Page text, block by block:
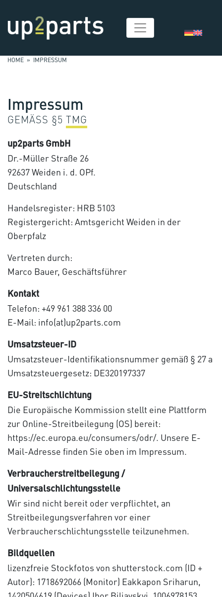
HOME » IMPRESSUM
Impressum
GEMÄSS §5 TMG
up2parts GmbH
Dr.-Müller Straße 26
92637 Weiden i. d. OPf.
Deutschland
Handelsregister: HRB 5103
Registergericht: Amtsgericht Weiden in der
Oberpfalz
Vertreten durch:
Marco Bauer, Geschäftsführer
Kontakt
Telefon: +49 961 388 336 00
E-Mail: info(at)up2parts.com
Umsatzsteuer-ID
Umsatzsteuer-Identifikationsnummer gemäß § 27 a
Umsatzsteuergesetz: DE320197337
EU-Streitschlichtung
Die Europäische Kommission stellt eine Plattform
zur Online-Streitbeilegung (OS) bereit:
https://ec.europa.eu/consumers/odr/. Unsere E-
Mail-Adresse finden Sie oben im Impressum.
Verbraucher­streit­beilegung /
Universal­schlichtungs­stelle
Wir sind nicht bereit oder verpflichtet, an
Streitbeilegungsverfahren vor einer
Verbraucherschlichtungsstelle teilzunehmen.
Bildquellen
lizenzfreie Stockfotos von shutterstock.com (ID +
Autor): 1718692066 (Monitor) Eakkapon Sriharun,